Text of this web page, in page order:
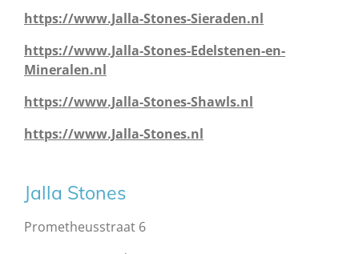
https://www.Jalla-Stones-Sieraden.nl
https://www.Jalla-Stones-Edelstenen-en-
Mineralen.nl
https://www.Jalla-Stones-Shawls.nl
https://www.Jalla-Stones.nl
Jalla Stones
Prometheusstraat 6